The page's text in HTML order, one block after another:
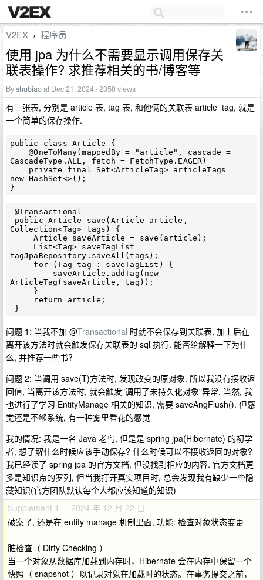
V2EX › 程序员
使用 jpa 为什么不需要显示调用保存关
联表操作? 求推荐相关的书/博客等
Byshubiaoat Dec 21, 2024 · 2358 views
有三张表, 分别是 article 表, tag 表, 和他俩的关联表 article_tag, 就是
一个简单的保存操作.
public class Article {
    @OneToMany(mappedBy = "article", cascade =
CascadeType.ALL, fetch = FetchType.EAGER)
new HashSet<>();
Collection<Tag> tags) {
     Article saveArticle = save(article);
tagJpaRepository.saveAll(tags);
ArticleTag(saveArticle, tag));
问题 1: 当我不加 @Transactional 时就不会保存到关联表, 加上后在
离开该方法时就会触发保存关联表的 sql 执行. 能否给解释一下为什
么, 并推荐一些书?
问题 2: 当调用 save(T)方法时, 发现改变的原对象. 所以我没有接收返
回值, 当离开该方法时, 就会触发"调用了未持久化对象"异常. 当然, 我
也进行了学习 EntityManage 相关的知识, 需要 saveAngFlush(). 但感
觉还是不够系统, 有一种雾里看花的感觉
我的情况: 我是一名 Java 老鸟, 但是是 spring jpa(Hibernate) 的初学
者, 想了解什么时候应该手动保存? 什么时候可以不接收返回的对象?
我已经读了 spring jpa 的官方文档, 但没找到相应的内容. 官方文档更
多是知识点的罗列, 但当我打开真实项目时, 总会发现我有缺少一些隐
藏知识(官方团队默认每个人都应该知道的知识)
Supplement 1 · 2024 年 12 月 22 日
破案了, 还是在 entity manage 机制里面, 功能: 检查对象状态变更
脏检查（ Dirty Checking ）
当一个对象从数据库加载到内存时，Hibernate 会在内存中保留一个
快照（ snapshot ）以记录对象在加载时的状态。在事务提交之前，